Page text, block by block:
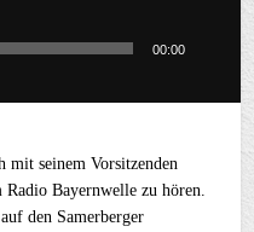
00:00
mit seinem Vorsitzenden
Bayernwelle zu hören.
den Samerberger